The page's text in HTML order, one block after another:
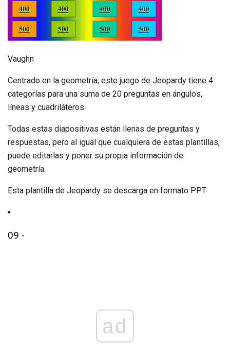
Vaughn
Centrado en la geometría, este juego de Jeopardy tiene 4
categorías para una suma de 20 preguntas en ángulos,
líneas y cuadriláteros.
Todas estas diapositivas están llenas de preguntas y
respuestas, pero al igual que cualquiera de estas plantillas,
puede editarlas y poner su propia información de
geometría.
Esta plantilla de Jeopardy se descarga en formato PPT.
09 -
ad